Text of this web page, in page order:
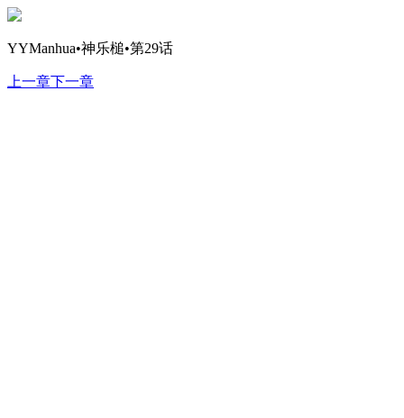
YYManhua•神乐槌•第29话
上一章下一章